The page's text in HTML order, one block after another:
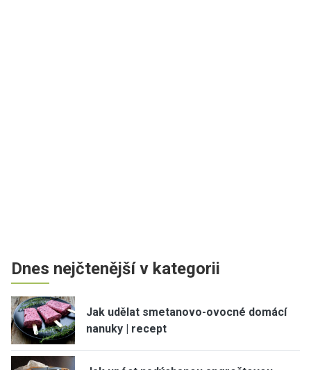
Dnes nejčtenější v kategorii
Jak udělat smetanovo-ovocné domácí
nanuky | recept